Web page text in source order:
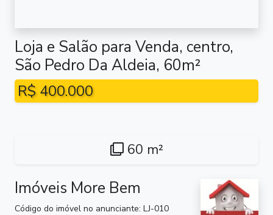
Loja e Salão para Venda, centro,
São Pedro Da Aldeia, 60m²
R$ 400.000
60 m²
Imóveis More Bem
Código do imóvel no anunciante: LJ-010